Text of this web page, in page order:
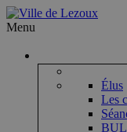
Menu
Élus
Les